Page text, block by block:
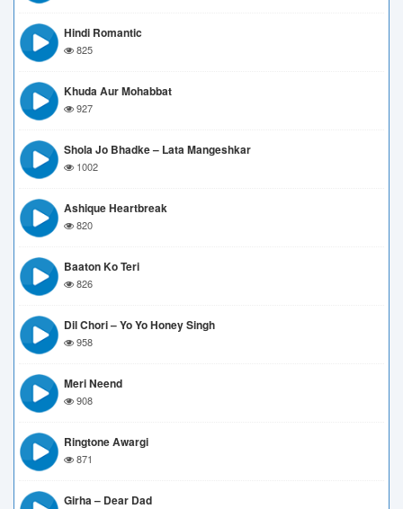
Hindi Romantic
825
Khuda Aur Mohabbat
927
Shola Jo Bhadke – Lata Mangeshkar
1002
Ashique Heartbreak
820
Baaton Ko Teri
826
Dil Chori – Yo Yo Honey Singh
958
Meri Neend
908
Ringtone Awargi
871
Girha – Dear Dad